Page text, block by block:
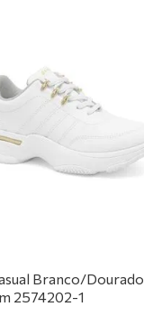
Branco/Dourado
2574202-1